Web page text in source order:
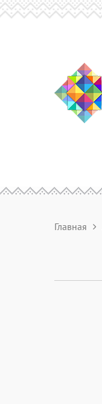
Главная